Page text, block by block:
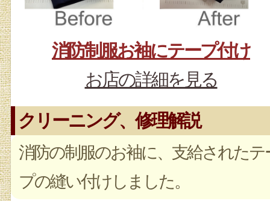
消防制服お袖にテープ付け
お店の詳細を見る
クリーニング、修理解説
消防の制服のお袖に、支給されたテ
プの縫い付けしました。